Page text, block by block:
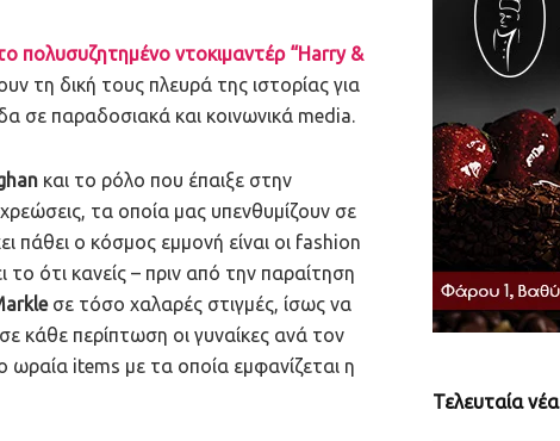
πολυσυζητημένο ντοκιμαντέρ “Harry &
τη δική τους πλευρά της ιστορίας για
σε παραδοσιακά και κοινωνικά media.
και το ρόλο που έπαιξε στην
τα οποία μας υπενθυμίζουν σε
πάθει ο κόσμος εμμονή είναι οι fashion
το ότι κανείς – πριν από την παραίτηση
σε τόσο χαλαρές στιγμές, ίσως να
κάθε περίπτωση οι γυναίκες ανά τον
ωραία items με τα οποία εμφανίζεται η
Τελευταία νέα